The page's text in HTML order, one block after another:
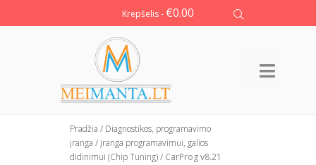
Krepšelis - €0.00
Pradžia / Diagnostikos, programavimo
įranga / Įranga programavimui, galios
didinimui (Chip Tuning)/ CarProg v8.21